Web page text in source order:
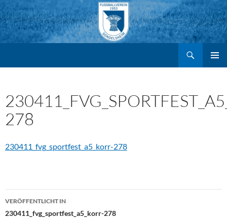
Zum
Inhalt
springen
278
230411_fvg_sportfest_a5_korr-278
Beitragsnavigation
VERÖFFENTLICHT IN
230411_fvg_sportfest_a5_korr-278